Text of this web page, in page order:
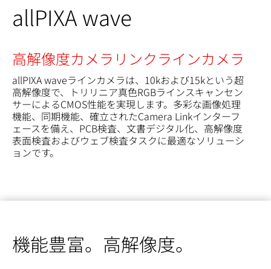
allPIXA wave
高解像度カメラリンクラインカメラ
allPIXA waveラインカメラは、10kおよび15kという超
高解像度で、トリリニア真色RGBラインスキャンセン
サーによるCMOS性能を実現します。多彩な画像処理
機能、同期機能、確立されたCamera Linkインターフ
ェースを備え、PCB検査、文書デジタル化、高解像度
表面検査およびウェブ検査タスクに最適なソリューシ
ョンです。
機能豊富。高解像度。